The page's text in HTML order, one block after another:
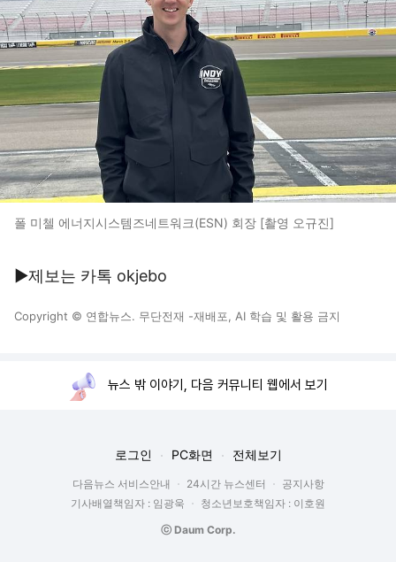
폴 미첼 에너지시스템즈네트워크(ESN) 회장 [촬영 오규진]
▶제보는 카톡 okjebo
Copyright © 연합뉴스. 무단전재 -재배포, AI 학습 및 활용 금지
뉴스 밖 이야기, 다음 커뮤니티 웹에서 보기
로그인 PC화면 전체보기
다음뉴스 서비스안내 24시간 뉴스센터
공지사항
기사배열책임자 : 임광욱
청소년보호책임자 : 이호원
ⓒ Daum Corp.